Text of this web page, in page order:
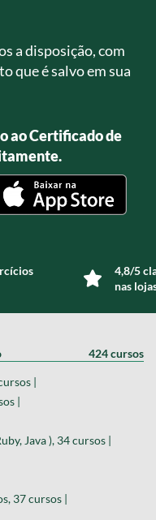
a disposição, com
que é salvo em sua
ao Certificado de
4,8/5
nas
424 cursos
|
|
Java ), 34 cursos |
37 cursos |